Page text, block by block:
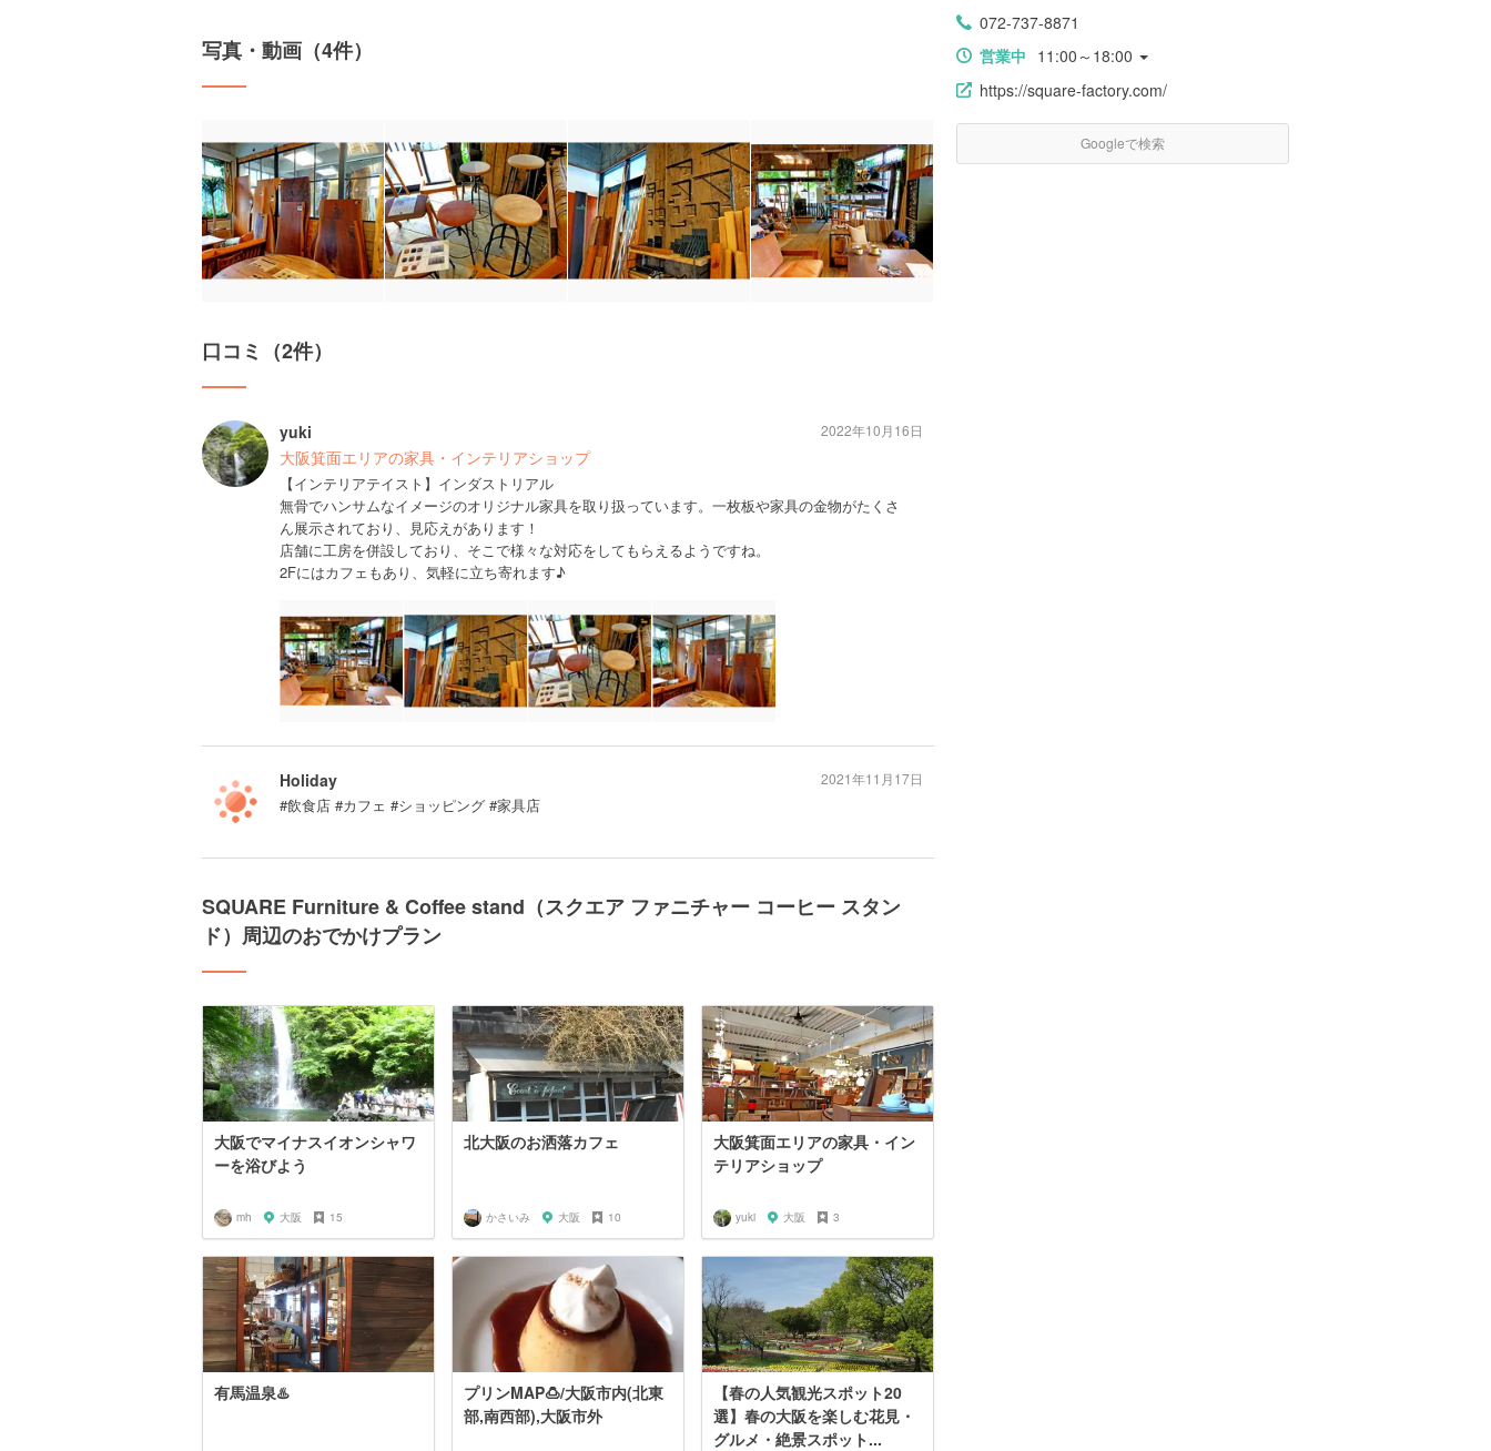
写真・動画（4件）
口コミ（2件）
yuki
大阪箕面エリアの家具・インテリアショップ
【インテリアテイスト】インダストリアル
無骨でハンサムなイメージのオリジナル家具を取り扱っています。一枚板や家具の金物がたくさ
ん展示されており、見応えがあります！
店舗に工房を併設しており、そこで様々な対応をしてもらえるようですね。
2Fにはカフェもあり、気軽に立ち寄れます♪
2022年10月16日
Holiday
#飲食店 #カフェ #ショッピング #家具店
2021年11月17日
SQUARE Furniture & Coffee stand（スクエア ファニチャー コーヒー スタン
ド）周辺のおでかけプラン
大阪でマイナスイオンシャワ
ーを浴びよう
mh 大阪 15
北大阪のお洒落カフェ
かさいみ 大阪 10
大阪箕面エリアの家具・イン
テリアショップ
yuki 大阪 3
有馬温泉♨️
プリンMAP🍮/大阪市内(北東
部,南西部),大阪市外
【春の人気観光スポット20
選】春の大阪を楽しむ花見・
グルメ・絶景スポット...
072-737-8871
営業中 11:00～18:00
https://square-factory.com/
Googleで検索